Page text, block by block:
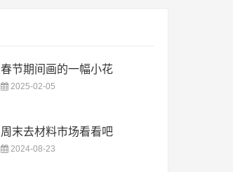
春节期间画的一幅小花
2025-02-05
周末去材料市场看看吧
2024-08-23